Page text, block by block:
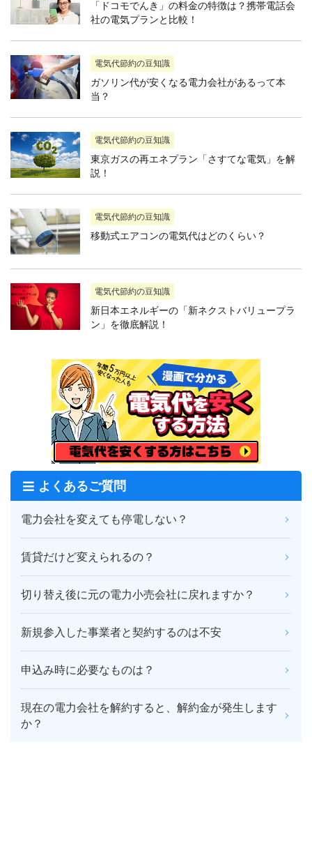
「ドコモでんき」の料金の特徴は？携帯電話会
社の電気プランと比較！
電気代節約の豆知識
ガソリン代が安くなる電力会社があるって本
当？
電気代節約の豆知識
東京ガスの再エネプラン「さすてな電気」を解
説！
電気代節約の豆知識
移動式エアコンの電気代はどのくらい？
電気代節約の豆知識
新日本エネルギーの「新ネクストバリュープラ
ン」を徹底解説！
よくあるご質問
電力会社を変えても停電しない？
賃貸だけど変えられるの？
切り替え後に元の電力小売会社に戻れますか？
新規参入した事業者と契約するのは不安
申込み時に必要なものは？
現在の電力会社を解約すると、解約金が発生します
か？